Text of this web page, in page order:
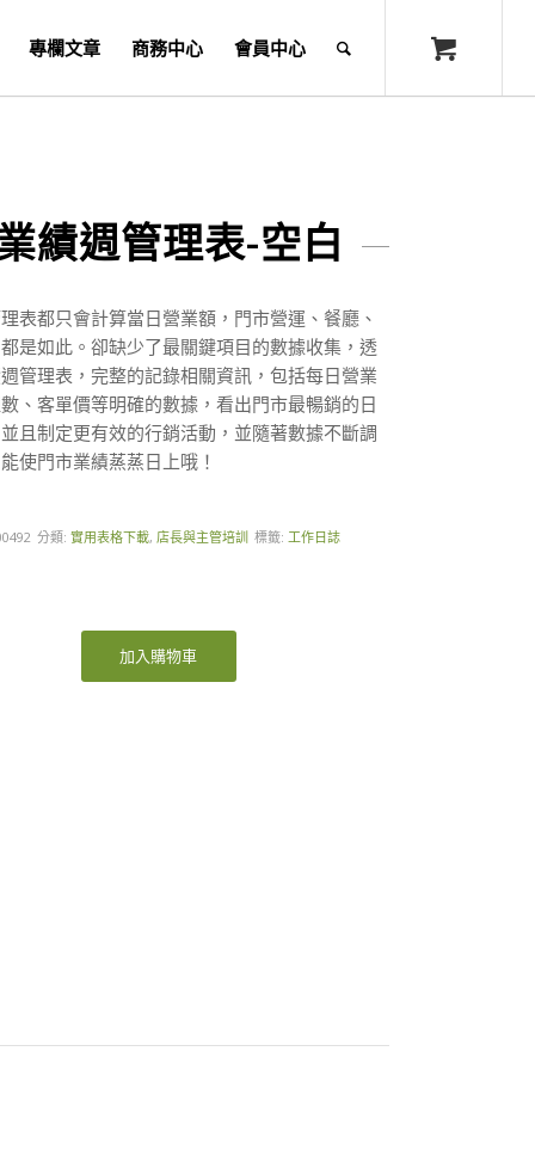
專欄文章 商務中心 會員中心
績週管理表-空白
表都只會計算當日營業額，門市營運、餐廳、
是如此。卻缺少了最關鍵項目的數據收集，透
管理表，完整的記錄相關資訊，包括每日營業
、客單價等明確的數據，看出門市最暢銷的日
且制定更有效的行銷活動，並隨著數據不斷調
使門市業績蒸蒸日上哦！
分類: 實用表格下載, 店長與主管培訓 標籤: 工作日誌
加入購物車